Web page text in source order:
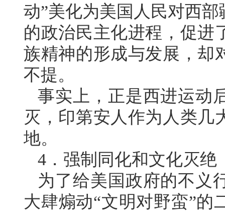
动”美化为美国人民对西
的政治民主化进程，促进
族精神的形成与发展，却
不提。
事实上，正是西进运动
灭，印第安人作为人类几
地。
4．强制同化和文化灭绝
为了给美国政府的不义
大肆煽动“文明对野蛮”的